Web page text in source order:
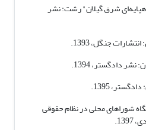
شرق گیلان" رشت: نشر
شوراهای محلی در نظام حقوقی